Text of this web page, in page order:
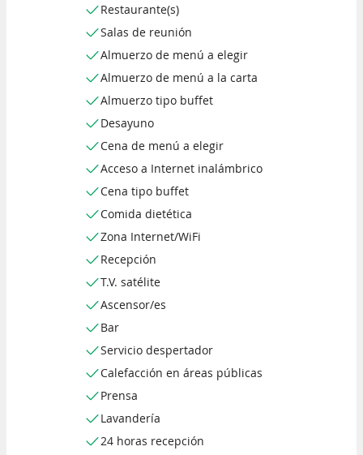
Restaurante(s)
Salas de reunión
Almuerzo de menú a elegir
Almuerzo de menú a la carta
Almuerzo tipo buffet
Desayuno
Cena de menú a elegir
Acceso a Internet inalámbrico
Cena tipo buffet
Comida dietética
Zona Internet/WiFi
Recepción
T.V. satélite
Ascensor/es
Bar
Servicio despertador
Calefacción en áreas públicas
Prensa
Lavandería
24 horas recepción